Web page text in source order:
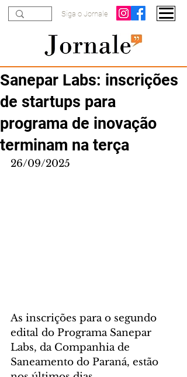
Siga o Jornale
Sanepar Labs: inscrições
de startups para
programa de inovação
terminam na terça
26/09/2025
As inscrições para o segundo
edital do Programa Sanepar
Labs, da Companhia de
Saneamento do Paraná, estão